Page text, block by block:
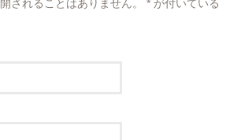
されることはありません。 * が付いている